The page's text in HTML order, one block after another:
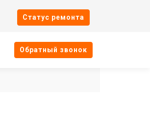
Cтатус ремонта
Oбратный звонок